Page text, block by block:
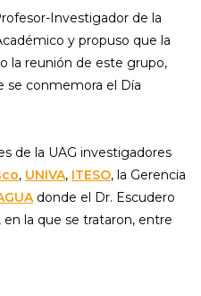
Investigador de la
y propuso que la
la reunión de este grupo,
se conmemora el Día
de la UAG investigadores
, UNIVA, ITESO, la Gerencia
donde el Dr. Escudero
la que se trataron, entre